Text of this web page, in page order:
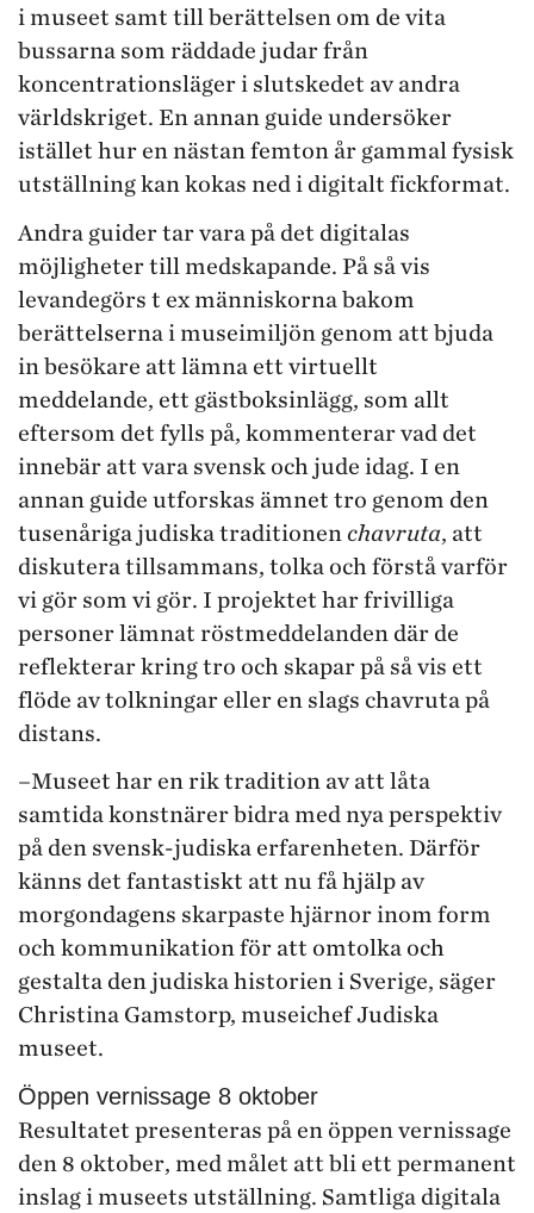
i museet samt till berättelsen om de vita
bussarna som räddade judar från
koncentrationsläger i slutskedet av andra
världskriget. En annan guide undersöker
istället hur en nästan femton år gammal fysisk
utställning kan kokas ned i digitalt fickformat.
Andra guider tar vara på det digitalas
möjligheter till medskapande. På så vis
levandegörs t ex människorna bakom
berättelserna i museimiljön genom att bjuda
in besökare att lämna ett virtuellt
meddelande, ett gästboksinlägg, som allt
eftersom det fylls på, kommenterar vad det
innebär att vara svensk och jude idag. I en
annan guide utforskas ämnet tro genom den
tusenåriga judiska traditionenchavruta, att
diskutera tillsammans, tolka och förstå varför
vi gör som vi gör. I projektet har frivilliga
personer lämnat röstmeddelanden där de
reflekterar kring tro och skapar på så vis ett
flöde av tolkningar eller en slags chavruta på
distans.
–Museet har en rik tradition av att låta
samtida konstnärer bidra med nya perspektiv
på den svensk-judiska erfarenheten. Därför
känns det fantastiskt att nu få hjälp av
morgondagens skarpaste hjärnor inom form
och kommunikation för att omtolka och
gestalta den judiska historien i Sverige, säger
Christina Gamstorp, museichef Judiska
museet.
Öppen vernissage 8 oktober
Resultatet presenteras på en öppen vernissage
den 8 oktober, med målet att bli ett permanent
inslag i museets utställning. Samtliga digitala